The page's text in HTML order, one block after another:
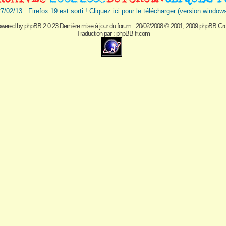
02/13 : Firefox 19 est sorti ! Cliquez ici pour le télécharger (version
byphpBB 2.0.23 Dernière mise à jour du forum : 20/02/2008© 2001, 2009 phpBB
Traduction par : phpBB-fr.com